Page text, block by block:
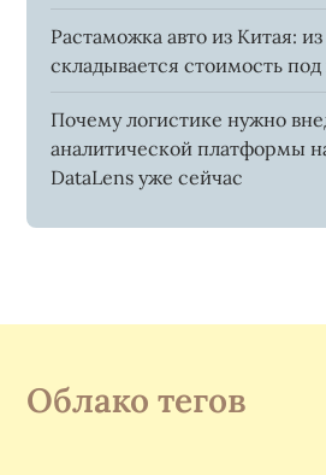
Растаможка авто из Китая: из
складывается стоимость
Почему логистике нужно
аналитической платформы
DataLens уже сейчас
Облако тегов